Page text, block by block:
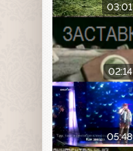
03:01
02:14
05:48